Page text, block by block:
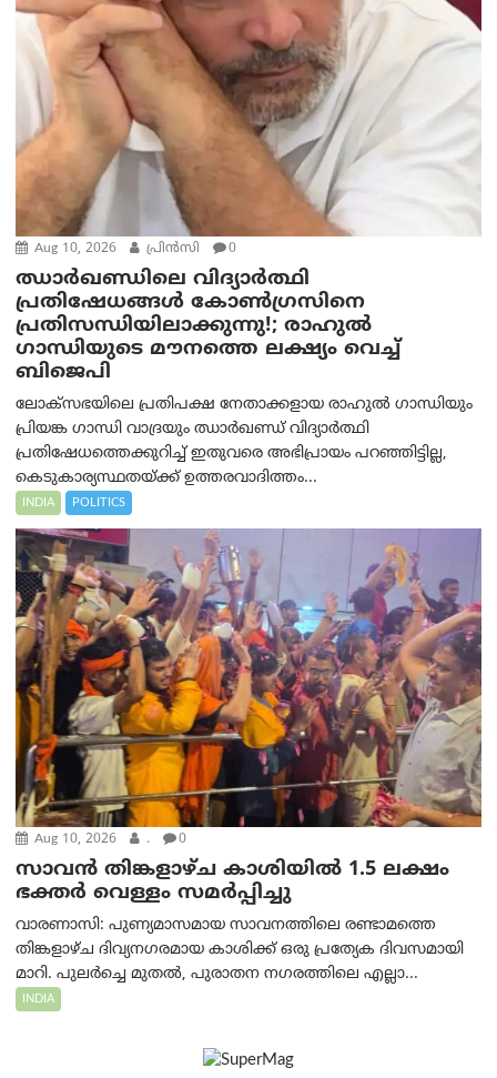
Aug 10, 2026 പ്രിന്‍സി 0
ഝാർഖണ്ഡിലെ വിദ്യാർത്ഥി
പ്രതിഷേധങ്ങൾ കോൺഗ്രസിനെ
പ്രതിസന്ധിയിലാക്കുന്നു!; രാഹുൽ
ഗാന്ധിയുടെ മൗനത്തെ ലക്ഷ്യം വെച്ച്
ബിജെപി
ലോക്‌സഭയിലെ പ്രതിപക്ഷ നേതാക്കളായ രാഹുൽ ഗാന്ധിയും
പ്രിയങ്ക ഗാന്ധി വാദ്രയും ഝാർഖണ്ഡ് വിദ്യാർത്ഥി
പ്രതിഷേധത്തെക്കുറിച്ച് ഇതുവരെ അഭിപ്രായം പറഞ്ഞിട്ടില്ല,
കെടുകാര്യസ്ഥതയ്ക്ക് ഉത്തരവാദിത്തം...
INDIA POLITICS
Aug 10, 2026 . 0
സാവൻ തിങ്കളാഴ്ച കാശിയിൽ 1.5 ലക്ഷം
ഭക്തർ വെള്ളം സമർപ്പിച്ചു
വാരണാസി: പുണ്യമാസമായ സാവനത്തിലെ രണ്ടാമത്തെ
തിങ്കളാഴ്ച ദിവ്യനഗരമായ കാശിക്ക് ഒരു പ്രത്യേക ദിവസമായി
മാറി. പുലർച്ചെ മുതൽ, പുരാതന നഗരത്തിലെ എല്ലാ...
INDIA